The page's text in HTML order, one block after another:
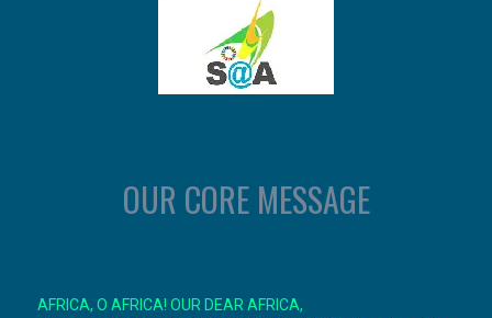
OUR CORE MESSAGE
AFRICA, O AFRICA! OUR DEAR AFRICA,